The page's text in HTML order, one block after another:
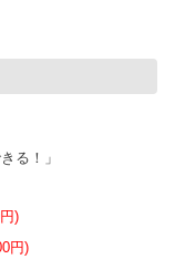
る！」
)
円)